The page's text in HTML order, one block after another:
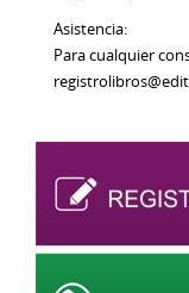
Asistencia:
Para cualquier